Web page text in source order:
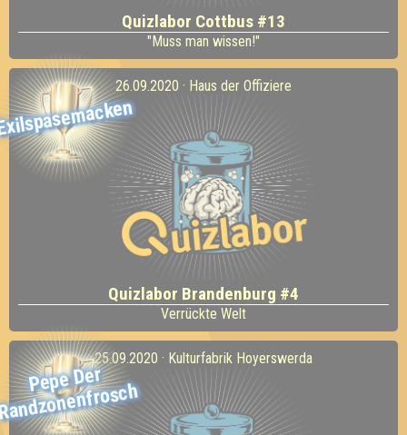
Quizlabor Cottbus #13
"Muss man wissen!"
26.09.2020 · Haus der Offiziere
Quizlabor Brandenburg #4
Verrückte Welt
Pepe Der
25.09.2020 · Kulturfabrik Hoyerswerda